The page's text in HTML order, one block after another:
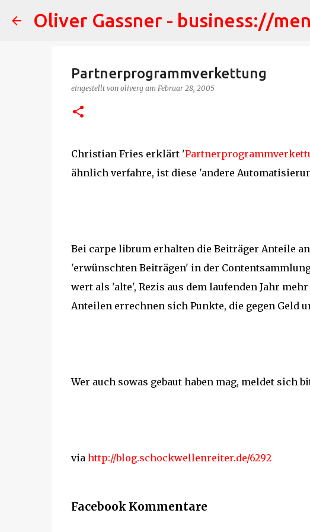
Oliver Gassner - business://
Partnerprogrammverkettung
eingestellt von oliverg am Februar 28, 2005
Christian Fries erklärt '
ähnlich verfahre, ist diese 'andere
Bei carpe librum erhalten die Beiträger Anteile
'erwünschten Beiträgen' in der
wert als 'alte', Rezis aus dem laufenden Jahr
Anteilen errechnen sich Punkte, die gegen Geld
Wer auch sowas gebaut haben mag, meldet sich
via http://blog.schockwellenreiter.de/6292
Facebook Kommentare